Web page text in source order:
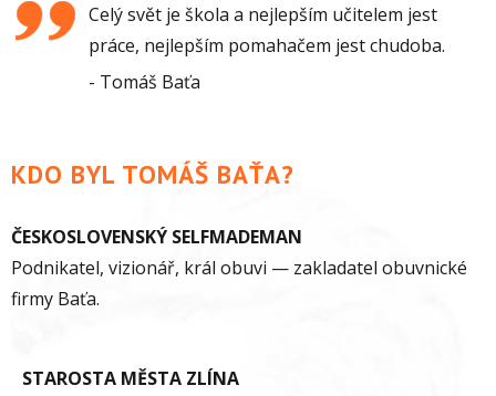
Celý svět je škola a nejlepším učitelem jest
práce, nejlepším pomahačem jest chudoba.
Tomáš Baťa
KDO BYL TOMÁŠ BAŤA?
ČESKOSLOVENSKÝ SELFMADEMAN
Podnikatel, vizionář, král obuvi — zakladatel obuvnické
firmy Baťa.
STAROSTA MĚSTA ZLÍNA